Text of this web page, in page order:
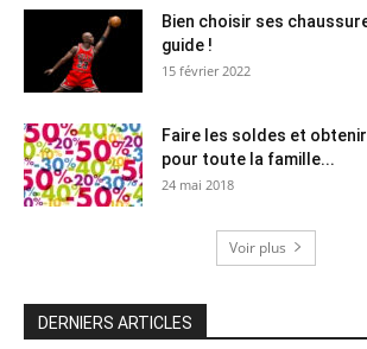
Bien choisir ses
guide !
15 février 2022
Faire les soldes et
pour toute la famille...
24 mai 2018
Voir plus
DERNIERS ARTICLES